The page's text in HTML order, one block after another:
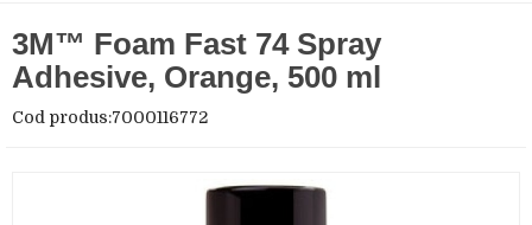
3M™ Foam Fast 74 Spray
Adhesive, Orange, 500 ml
Cod produs:7000116772